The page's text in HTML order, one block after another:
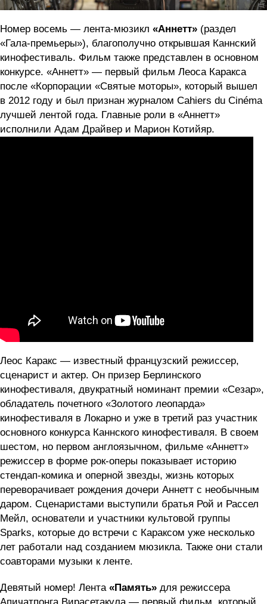
Номер восемь — лента-мюзикл «Аннетт» (раздел
«Гала-премьеры»), благополучно открывшая Каннский
кинофестиваль. Фильм также представлен в основном
конкурсе. «Аннетт» — первый фильм Леоса Каракса
после «Корпорации «Святые моторы», который вышел
в 2012 году и был признан журналом Cahiers du Cinéma
лучшей лентой года. Главные роли в «Аннетт»
исполнили Адам Драйвер и Марион Котийяр.
Леос Каракс — известный французский режиссер,
сценарист и актер. Он призер Берлинского
кинофестиваля, двукратный номинант премии «Сезар»,
обладатель почетного «Золотого леопарда»
кинофестиваля в Локарно и уже в третий раз участник
основного конкурса Каннского кинофестиваля. В своем
шестом, но первом англоязычном, фильме «Аннетт»
режиссер в форме рок-оперы показывает историю
стендап-комика и оперной звезды, жизнь которых
переворачивает рождения дочери Аннетт с необычным
даром. Сценаристами выступили братья Рой и Рассел
Мейл, основатели и участники культовой группы
Sparks, которые до встречи с Караксом уже несколько
лет работали над созданием мюзикла. Также они стали
соавторами музыки к ленте.
Девятый номер! Лента «Память» для режиссера
Апичатпонга Вирасетакула — первый фильм, который